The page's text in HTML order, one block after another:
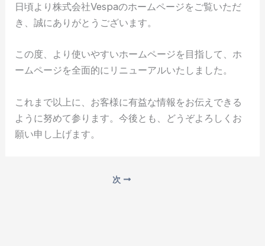
日頃より株式会社Vespaのホームページをご覧いただ
き、誠にありがとうございます。
この度、より使いやすいホームページを目指して、ホ
ームページを全面的にリニューアルいたしました。
これまで以上に、お客様に有益な情報をお伝えできる
ように努めて参ります。今後とも、どうぞよろしくお
願い申し上げます。
次